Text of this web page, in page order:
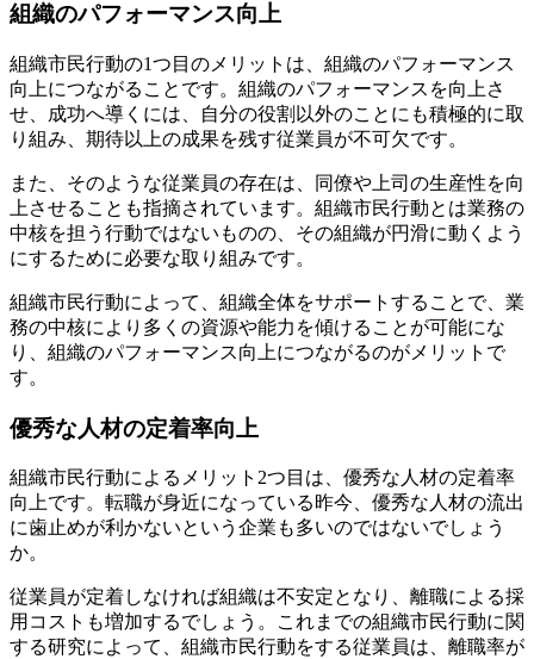
組織のパフォーマンス向上
組織市民行動の1つ目のメリットは、組織のパフォーマンス
向上につながることです。組織のパフォーマンスを向上さ
せ、成功へ導くには、自分の役割以外のことにも積極的に取
り組み、期待以上の成果を残す従業員が不可欠です。
また、そのような従業員の存在は、同僚や上司の生産性を向
上させることも指摘されています。組織市民行動とは業務の
中核を担う行動ではないものの、その組織が円滑に動くよう
にするために必要な取り組みです。
組織市民行動によって、組織全体をサポートすることで、業
務の中核により多くの資源や能力を傾けることが可能にな
り、組織のパフォーマンス向上につながるのがメリットで
す。
優秀な人材の定着率向上
組織市民行動によるメリット2つ目は、優秀な人材の定着率
向上です。転職が身近になっている昨今、優秀な人材の流出
に歯止めが利かないという企業も多いのではないでしょう
か。
従業員が定着しなければ組織は不安定となり、離職による採
用コストも増加するでしょう。これまでの組織市民行動に関
する研究によって、組織市民行動をする従業員は、離職率が